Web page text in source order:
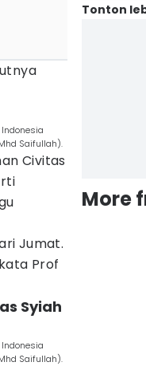
Saifullah).
Civitas
Jumat.
Prof
Syiah
Saifullah).
Tonton
More